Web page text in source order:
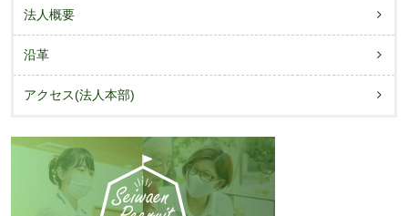
法人概要
沿革
アクセス(法人本部)